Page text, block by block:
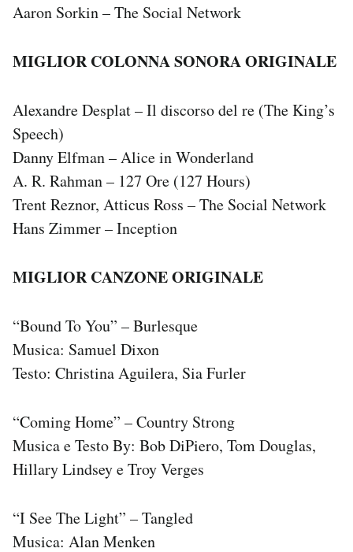
Aaron Sorkin – The Social Network
MIGLIOR COLONNA SONORA ORIGINALE
Alexandre Desplat – Il discorso del re (The King’s
Speech)
Danny Elfman – Alice in Wonderland
A. R. Rahman – 127 Ore (127 Hours)
Trent Reznor, Atticus Ross – The Social Network
Hans Zimmer – Inception
MIGLIOR CANZONE ORIGINALE
“Bound To You” – Burlesque
Musica: Samuel Dixon
Testo: Christina Aguilera, Sia Furler
“Coming Home” – Country Strong
Musica e Testo By: Bob DiPiero, Tom Douglas,
Hillary Lindsey e Troy Verges
“I See The Light” – Tangled
Musica: Alan Menken